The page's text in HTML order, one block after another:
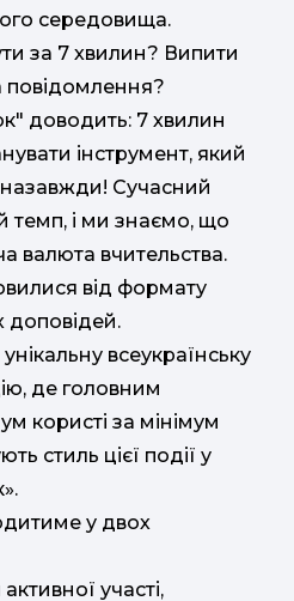
середовища.
за 7 хвилин? Випити
повідомлення?
доводить: 7 хвилин
інструмент, який
Сучасний
темп, і ми знаємо, що
валюта вчительства.
від формату
доповідей.
всеукраїнську
де головним
користі за мінімум
стиль цієї події у
у двох
участі,